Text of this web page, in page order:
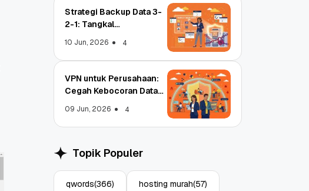
Object Storage untuk
Aplikasi: Atasi Limitasi
4
Strategi Backup Data 3-
2-1: Tangkal
10 Jun, 2026 4
VPN untuk Perusahaan:
Cegah Kebocoran Data
09 Jun, 2026 4
Topik Populer
qwords(366) hosting murah(57)